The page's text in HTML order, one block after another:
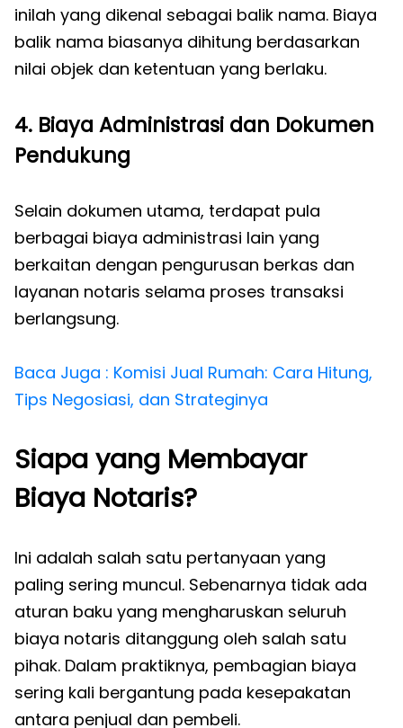
inilah yang dikenal sebagai balik nama. Biaya
balik nama biasanya dihitung berdasarkan
nilai objek dan ketentuan yang berlaku.
4. Biaya Administrasi dan Dokumen
Pendukung
Selain dokumen utama, terdapat pula
berbagai biaya administrasi lain yang
berkaitan dengan pengurusan berkas dan
layanan notaris selama proses transaksi
berlangsung.
Baca Juga : Komisi Jual Rumah: Cara Hitung,
Tips Negosiasi, dan Strateginya
Siapa yang Membayar
Biaya Notaris?
Ini adalah salah satu pertanyaan yang
paling sering muncul. Sebenarnya tidak ada
aturan baku yang mengharuskan seluruh
biaya notaris ditanggung oleh salah satu
pihak. Dalam praktiknya, pembagian biaya
sering kali bergantung pada kesepakatan
antara penjual dan pembeli.